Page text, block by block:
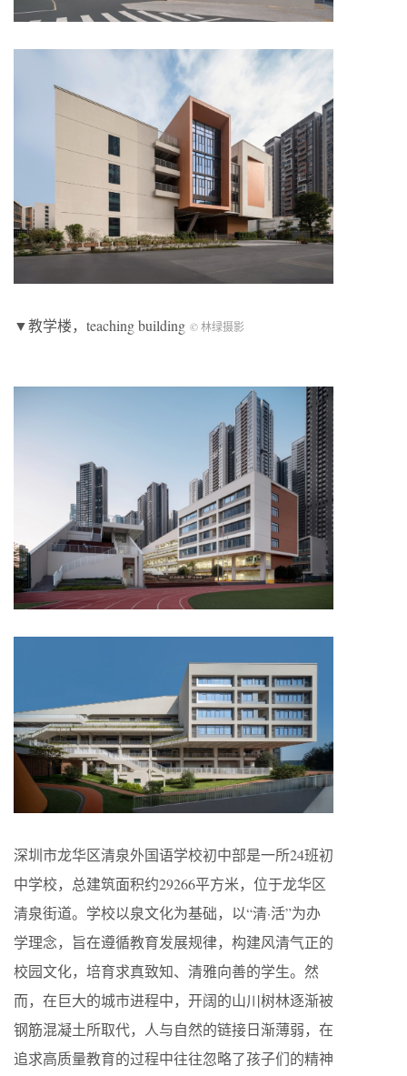
▼教学楼，teaching building © 林绿摄影
深圳市龙华区清泉外国语学校初中部是一所24班初
中学校，总建筑面积约29266平方米，位于龙华区
清泉街道。学校以泉文化为基础，以“清·活”为办
学理念，旨在遵循教育发展规律，构建风清气正的
校园文化，培育求真致知、清雅向善的学生。然
而，在巨大的城市进程中，开阔的山川树林逐渐被
钢筋混凝土所取代，人与自然的链接日渐薄弱，在
追求高质量教育的过程中往往忽略了孩子们的精神